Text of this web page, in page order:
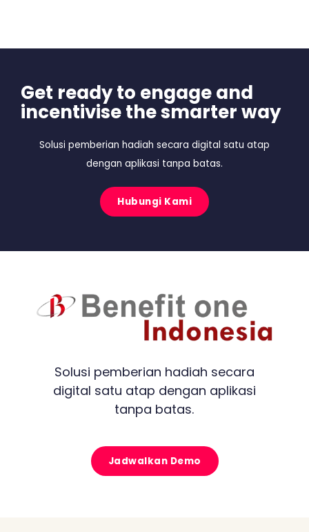
Get ready to engage and
incentivise the smarter way
Solusi pemberian hadiah secara digital satu atap
dengan aplikasi tanpa batas.
Hubungi Kami
Solusi pemberian hadiah secara
digital satu atap dengan aplikasi
tanpa batas.
Jadwalkan Demo